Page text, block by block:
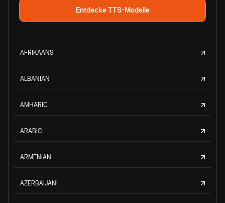
Entdecke TTS-Modelle
AFRIKAANS
ALBANIAN
AMHARIC
ARABIC
ARMENIAN
AZERBAIJANI